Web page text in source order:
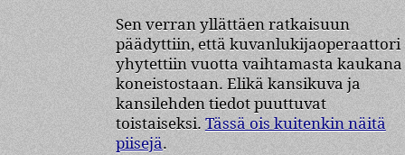
Sen verran yllättäen ratkaisuun
päädyttiin, että kuvanlukijaoperaattori
yhytettiin vuotta vaihtamasta kaukana
koneistostaan. Elikä kansikuva ja
kansilehden tiedot puuttuvat
toistaiseksi. Tässä ois kuitenkin näitä
piisejä.